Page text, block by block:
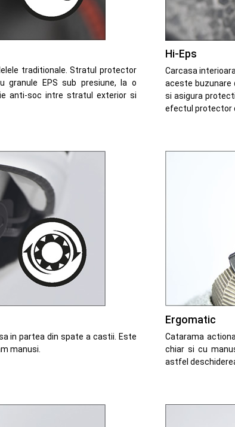
traditionale. Stratul protector
EPS sub presiune, la o
anti-soc intre stratul exterior si
Hi-Eps
Carcasa
aceste buzunare
si asigura
efectul protector
in partea din spate a castii. Este
manusi.
Ergomatic
Catarama
chiar si cu
astfel